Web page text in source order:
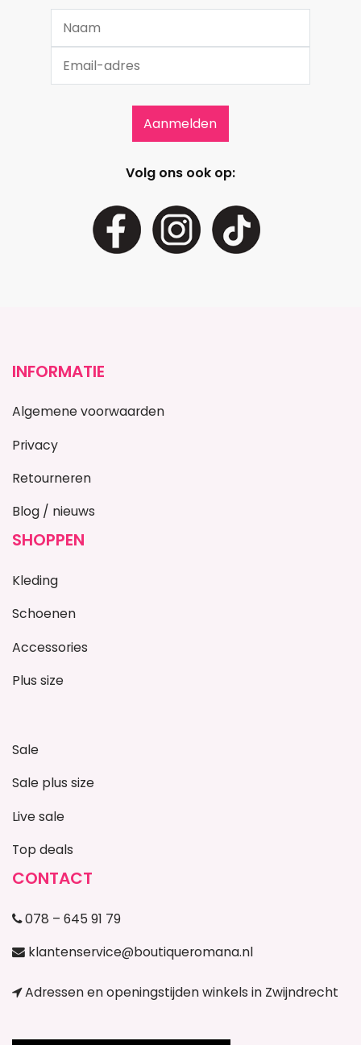
Volg ons ook op:
INFORMATIE
Algemene voorwaarden
Privacy
Retourneren
Blog / nieuws
SHOPPEN
Kleding
Schoenen
Accessories
Plus size
Sale
Sale plus size
Live sale
Top deals
CONTACT
078 – 645 91 79
klantenservice@boutiqueromana.nl
Adressen en openingstijden winkels in Zwijndrecht